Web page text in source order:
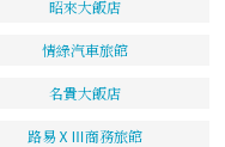
昭來大飯店
情綠汽車旅館
名貴大飯店
路易ⅩⅢ商務旅館